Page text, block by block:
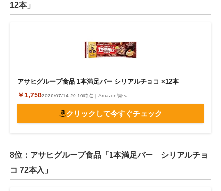
12本」
アサヒグループ食品 1本満足バー シリアルチョコ ×12本
￥1,7582026/07/14 20:10時点｜Amazon調べ
クリックして今すぐチェック
8位：アサヒグループ食品「1本満足バー シリアルチョ
コ 72本入」